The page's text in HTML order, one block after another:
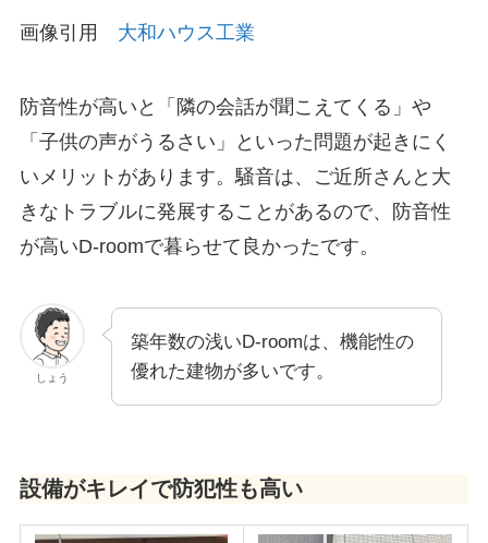
画像引用 大和ハウス工業
防音性が高いと「隣の会話が聞こえてくる」や
「子供の声がうるさい」といった問題が起きにく
いメリットがあります。騒音は、ご近所さんと大
きなトラブルに発展することがあるので、防音性
が高いD-roomで暮らせて良かったです。
しょう
築年数の浅いD-roomは、機能性の
優れた建物が多いです。
設備がキレイで防犯性も高い